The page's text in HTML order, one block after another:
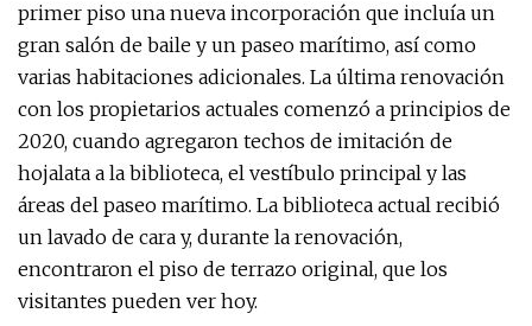
primer piso una nueva incorporación que incluía un
gran salón de baile y un paseo marítimo, así como
varias habitaciones adicionales. La última renovación
con los propietarios actuales comenzó a principios de
2020, cuando agregaron techos de imitación de
hojalata a la biblioteca, el vestíbulo principal y las
áreas del paseo marítimo. La biblioteca actual recibió
un lavado de cara y, durante la renovación,
encontraron el piso de terrazo original, que los
visitantes pueden ver hoy.